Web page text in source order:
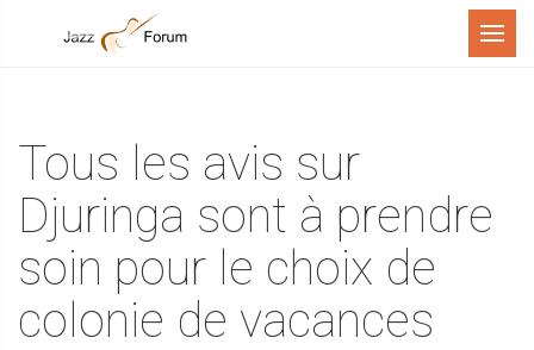
Menu
Tous les avis sur
Djuringa sont à prendre
soin pour le choix de
colonie de vacances